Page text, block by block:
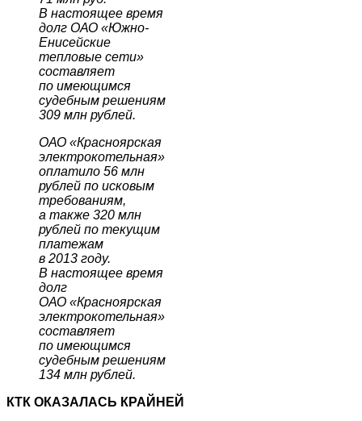
В настоящее время
долг ОАО «Южно-
Енисейские
тепловые сети»
составляет
по имеющимся
судебным решениям
309 млн рублей.
ОАО «Красноярская
электрокотельная»
оплатило 56 млн
рублей по исковым
требованиям,
а также 320 млн
рублей по текущим
платежам
в 2013 году.
В настоящее время
долг
ОАО «Красноярская
электрокотельная»
составляет
по имеющимся
судебным решениям
134 млн рублей.
КТК ОКАЗАЛАСЬ КРАЙНЕЙ